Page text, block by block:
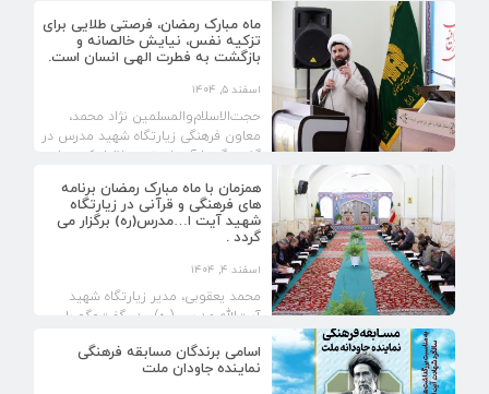
ماه مبارک رمضان، فرصتی طلایی برای
تزکیه نفس، نیایش خالصانه و
بازگشت به فطرت الهی انسان است.
اسفند ۵, ۱۴۰۴
حجت‌الاسلام‌والمسلمین نژاد محمد،
معاون فرهنگی زیارتگاه شهید مدرس در
گفت‌و‌گو با آستان نیوز، اظهار کرد: ماه
همزمان با ماه مبارک رمضان برنامه
های فرهنگی و قرآنی در زیارتگاه
شهید آیت ا…مدرس(ره) برگزار می
گردد .
اسفند ۴, ۱۴۰۴
محمد یعقوبی، مدیر زیارتگاه شهید
آیت‌الله مدرس (ره) ، در گفت‌و‌گو با
برنامه‌های...
اسامی برندگان مسابقه فرهنگی
نماینده جاودان ملت